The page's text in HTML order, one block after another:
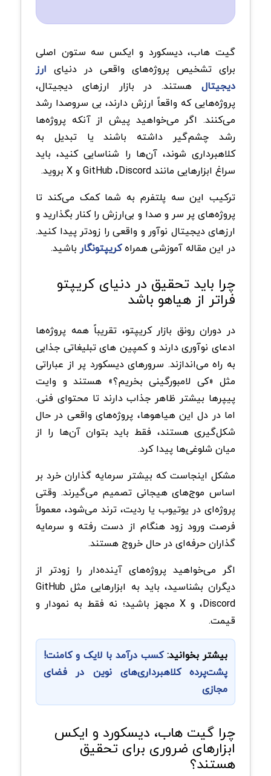
گیت هاب، دیسکورد و ایکس سه ستون اصلی
برای تشخیص پروژه‌های واقعی در دنیای ارز
دیجیتال هستند. در بازار ارزهای دیجیتال،
پروژه‌هایی که واقعاً ارزش دارند، بی‌ سروصدا رشد
می‌کنند. اگر می‌خواهید پیش از آنکه پروژه‌ها
رشد چشم‌گیر داشته باشند یا تبدیل به
کلاهبرداری شوند، آن‌ها را شناسایی کنید، باید
سراغ ابزارهایی مانند GitHub ،Discord و X بروید.
ترکیب این سه پلتفرم به شما کمک می‌کند تا
پروژه‌های پر سر و صدا و بی‌ارزش را کنار بگذارید و
ارزهای دیجیتال نوآور و واقعی را زودتر پیدا کنید.
در این مقاله آموزشی همراهکریپتونگار باشید.
چرا باید تحقیق در دنیای کریپتو
فراتر از هیاهو باشد
در دوران رونق بازار کریپتو، تقریباً همه پروژه‌ها
ادعای نوآوری دارند و کمپین های تبلیغاتی جذابی
به راه می‌اندازند. سرورهای دیسکورد پر از عباراتی
مثل «کی لامبورگینی بخریم؟» هستند و وایت
پیپرها بیشتر ظاهر جذاب دارند تا محتوای فنی.
اما در دل این هیاهوها، پروژه‌های واقعی در حال
شکل‌گیری هستند، فقط باید بتوان آن‌ها را از
میان شلوغی‌ها پیدا کرد.
مشکل اینجاست که بیشتر سرمایه گذاران خرد بر
اساس موج‌های هیجانی تصمیم می‌گیرند. وقتی
پروژه‌ای در یوتیوب یا ردیت، ترند می‌شود، معمولاً
فرصت ورود زود هنگام از دست رفته و سرمایه‌
گذاران حرفه‌ای در حال خروج هستند.
اگر می‌خواهید پروژه‌های آینده‌دار را زودتر از
دیگران بشناسید، باید به ابزارهایی مثل GitHub
،Discord و X مجهز باشید؛ نه فقط به نمودار و
قیمت.
بیشتر بخوانید:کسب درآمد با لایک و کامنت!
پشت‌پرده کلاهبرداری‌های نوین در فضای
مجازی
چرا گیت هاب، دیسکورد و ایکس
ابزارهای ضروری برای تحقیق
هستند؟